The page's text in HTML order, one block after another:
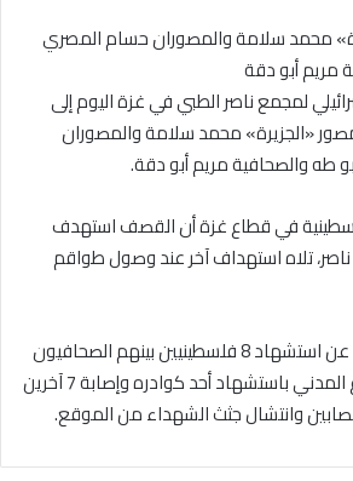
محمد سلامة والمصوران حسام المصري
مريم أبو دقة
لمجمع ناصر الطبي في غزة اليوم إلى
بينهم مصور «الجزيرة» محمد سلامة والمصوران
طه والصحافية مريم أبو دقة.
في قطاع غزة أن القصف استهدف
تلاه استهداف آخر عند وصول طواقم
وقد أسفر الهجوم الأول عن استشهاد 8 فلسطينيين بينهم الصحافيون
الأربعة، فيما أفاد الدفاع المدني باستشهاد أحد كوادره وإصابة 7 آخرين
وانتشال جثث الشهداء من الموقع.